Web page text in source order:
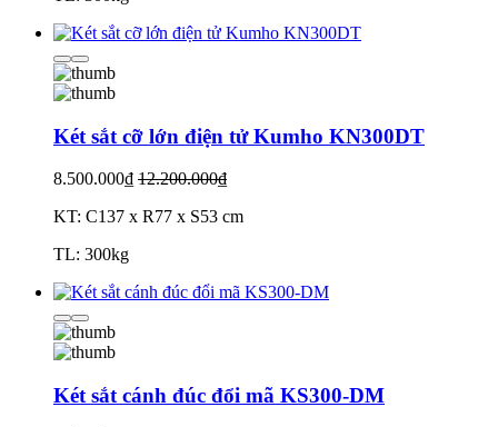
Két sắt cỡ lớn điện tử Kumho KN300DT
8.500.000₫ 12.200.000₫
KT: C137 x R77 x S53 cm
TL: 300kg
Két sắt cánh đúc đổi mã KS300-DM